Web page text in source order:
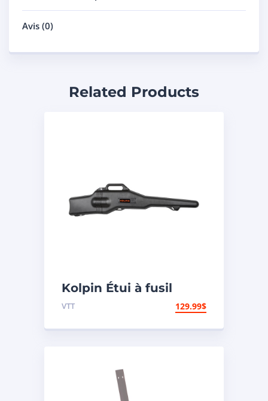
Avis (0)
Related Products
Kolpin Étui à fusil
« Gun Boot IV »
VTT 129.99$